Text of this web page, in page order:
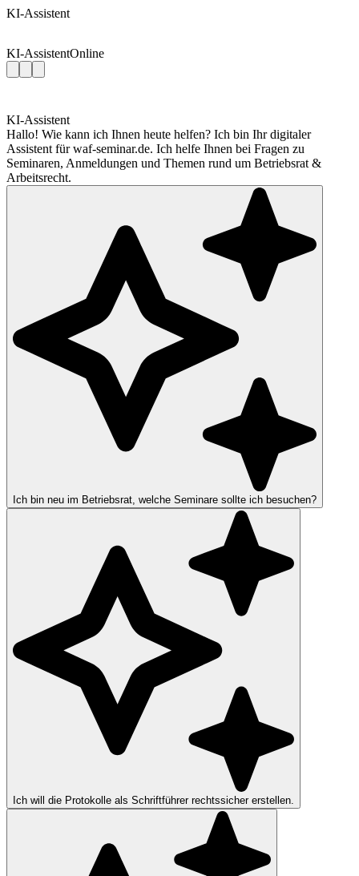
KI-Assistent
KI-AssistentOnline
KI-Assistent
Hallo! Wie kann ich Ihnen heute helfen? Ich bin Ihr digitaler
Assistent für waf-seminar.de. Ich helfe Ihnen bei Fragen zu
Seminaren, Anmeldungen und Themen rund um Betriebsrat &
Arbeitsrecht.
Ich bin neu im Betriebsrat, welche Seminare sollte ich besuchen?
Ich will die Protokolle als Schriftführer rechtssicher erstellen.